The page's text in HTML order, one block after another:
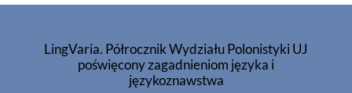
LingVaria. Półrocznik Wydziału Polonistyki UJ
poświęcony zagadnieniom języka i
językoznawstwa